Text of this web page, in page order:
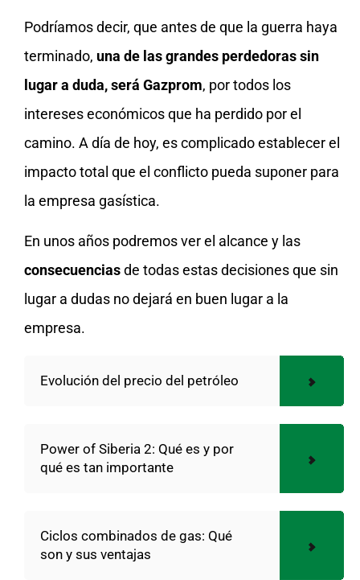
Podríamos decir, que antes de que la guerra haya
terminado, una de las grandes perdedoras sin
lugar a duda, será Gazprom, por todos los
intereses económicos que ha perdido por el
camino. A día de hoy, es complicado establecer el
impacto total que el conflicto pueda suponer para
la empresa gasística.
En unos años podremos ver el alcance y las
consecuenciasde todas estas decisiones que sin
lugar a dudas no dejará en buen lugar a la
empresa.
Evolución del precio del petróleo
Power of Siberia 2: Qué es y por
qué es tan importante
Ciclos combinados de gas: Qué
son y sus ventajas